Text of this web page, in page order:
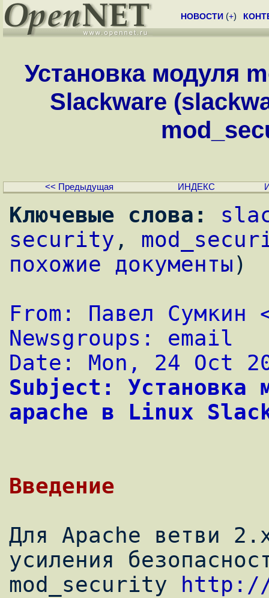
НОВОСТИ (+)
Установка модуля
Slackware
<< Предыдущая ИНДЕКС
Ключевые слова:
security ,
похожие документы)
From: Павел Сумкин
Newsgroups: email
Date: Mon, 24 Oct
Subject: Установка
apache в Linux
Введение
Для Apache ветви
усиления
mod_security
http://